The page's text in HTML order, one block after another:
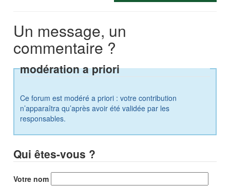
Un message, un
commentaire ?
modération a priori
Ce forum est modéré a priori : votre contribution
n’apparaîtra qu’après avoir été validée par les
responsables.
Qui êtes-vous ?
Votre nom